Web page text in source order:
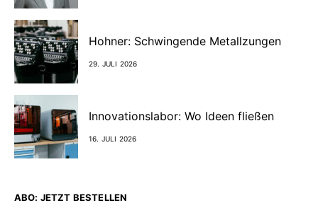
Hohner: Schwingende Metallzungen
29. JULI 2026
Innovationslabor: Wo Ideen fließen
16. JULI 2026
ABO: JETZT BESTELLEN